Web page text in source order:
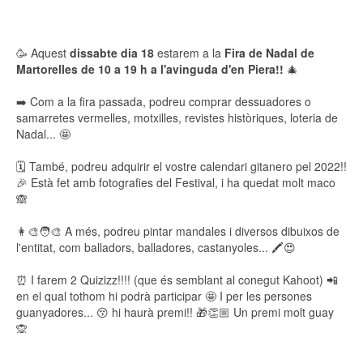
🥳 Aquest dissabte dia 18 estarem a la Fira de Nadal de
Martorelles de 10 a 19 h a l'avinguda d'en Piera!! 🎄
➡️ Com a la fira passada, podreu comprar dessuadores o
samarretes vermelles, motxilles, revistes històriques, loteria de
Nadal... 🤩
🗓️ També, podreu adquirir el vostre calendari gitanero pel 2022!!
🎉 Està fet amb fotografies del Festival, i ha quedat molt maco
🙈
👩‍🎨🧑‍🎨 A més, podreu pintar mandales i diversos dibuixos de
l'entitat, com balladors, balladores, castanyoles... 🖍️😍
⏰ I farem 2 Quizizz!!!! (que és semblant al conegut Kahoot) 📲
en el qual tothom hi podrà participar 🤩 I per les persones
guanyadores... 😚 hi haurà premi!! 🎁👏🏼 Un premi molt guay
🙊